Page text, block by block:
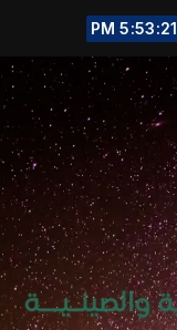
5:53:21 PM